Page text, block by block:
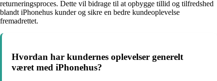
returneringsproces. Dette vil bidrage til at opbygge tillid og tilfredshed
blandt iPhonehus kunder og sikre en bedre kundeoplevelse
fremadrettet.
Hvordan har kundernes oplevelser generelt
været med iPhonehus?